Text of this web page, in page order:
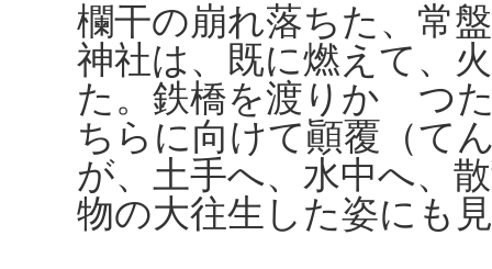
欄干の崩れ落ちた、常
神社は、既に燃えて、
た。鉄橋を渡りかゝつ
ちらに向けて顚覆（て
が、土手へ、水中へ、
物の大往生した姿にも